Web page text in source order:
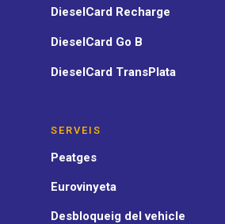
DieselCard Recharge
DieselCard Go B
DieselCard TransPlata
SERVEIS
Peatges
Eurovinyeta
Desbloqueig del vehicle